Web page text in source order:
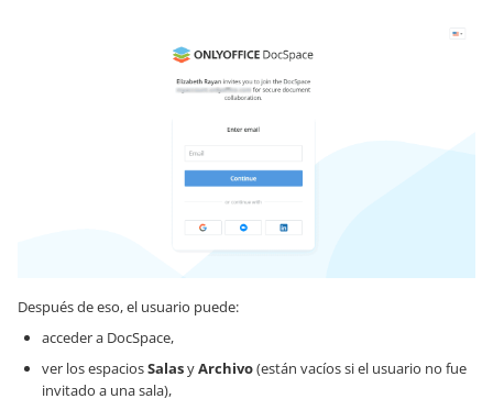
Después de eso, el usuario puede:
acceder a DocSpace,
ver los espaciosSalasyArchivo(están vacíos si el usuario no fue
invitado a una sala),